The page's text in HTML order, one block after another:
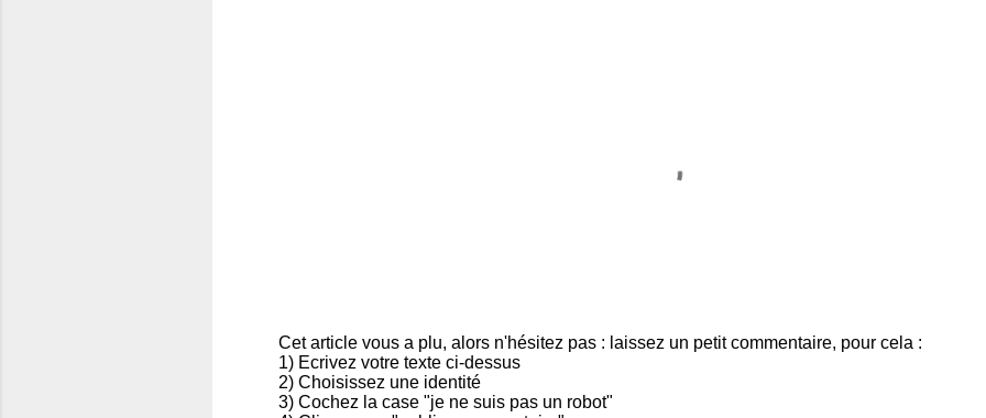
E
n
r
Cet article vous a plu, alors n'hésitez pas : laissez un petit commentaire, pour cela :
1) Ecrivez votre texte ci-dessus
2) Choisissez une identité
3) Cochez la case "je ne suis pas un robot"